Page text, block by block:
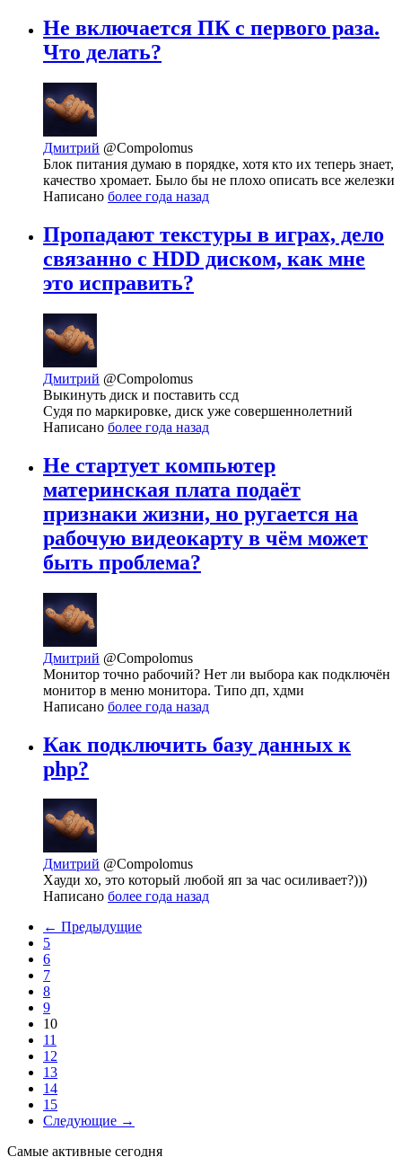
Не включается ПК с первого раза.
Что делать?
Дмитрий @Compolomus
Блок питания думаю в порядке, хотя кто их теперь знает,
качество хромает. Было бы не плохо описать все железки
Написано более года назад
Пропадают текстуры в играх, дело
связанно с HDD диском, как мне
это исправить?
Дмитрий @Compolomus
Выкинуть диск и поставить ссд
Судя по маркировке, диск уже совершеннолетний
Написано более года назад
Не стартует компьютер
материнская плата подаёт
признаки жизни, но ругается на
рабочую видеокарту в чём может
быть проблема?
Дмитрий @Compolomus
Монитор точно рабочий? Нет ли выбора как подключён
монитор в меню монитора. Типо дп, хдми
Написано более года назад
Как подключить базу данных к
php?
Дмитрий @Compolomus
Хауди хо, это который любой яп за час осиливает?)))
Написано более года назад
← Предыдущие
5
6
7
8
9
10
11
12
13
14
15
Следующие →
Самые активные сегодня